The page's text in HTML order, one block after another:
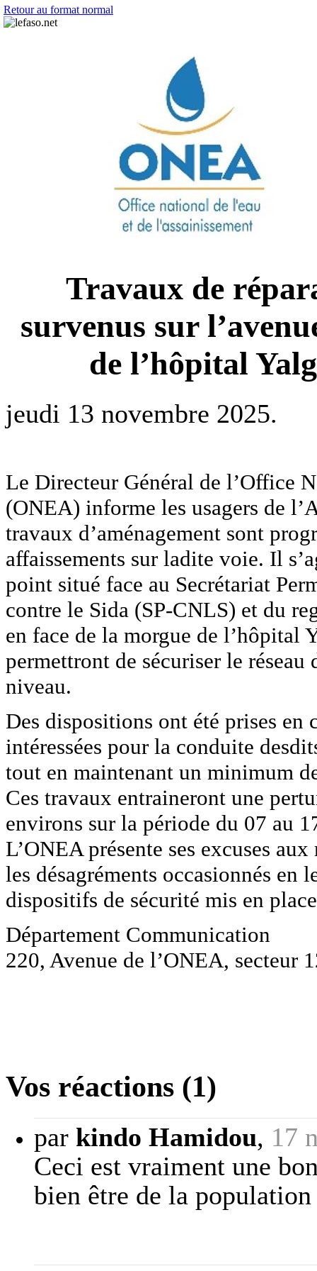
Retour au format normal
Travaux de
survenus sur
de l’hôpital
jeudi 13 novembre 2025.
Le Directeur Général de l’Office
(ONEA) informe les usagers de
travaux d’aménagement sont
affaissements sur ladite voie. Il
point situé face au Secrétariat
contre le Sida (SP-CNLS) et du
en face de la morgue de l’hôpital
permettront de sécuriser le réseau
niveau.
Des dispositions ont été prises
intéressées pour la conduite
tout en maintenant un minimum
Ces travaux entraineront une
environs sur la période du 07 au
L’ONEA présente ses excuses
les désagréments occasionnés en
dispositifs de sécurité mis en
Département Communication
220, Avenue de l’ONEA, secteur
Vos réactions (1)
par kindo Hamidou, 17
Ceci est vraiment une
bien être de la